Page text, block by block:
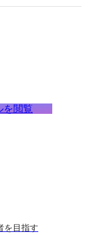
を閲覧
を目指す